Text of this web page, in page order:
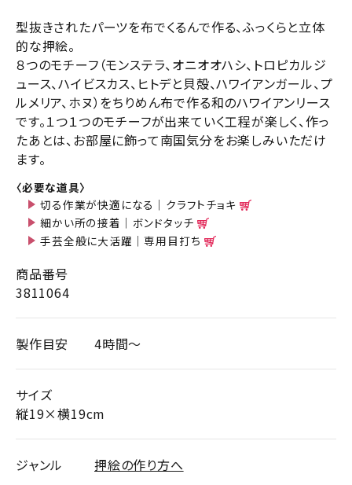
型抜きされたパーツを布でくるんで作る、ふっくらと立体
的な押絵。
８つのモチーフ（モンステラ、オニオオハシ、トロピカルジ
ュース、ハイビスカス、ヒトデと貝殻、ハワイアンガール、プ
ルメリア、ホヌ）をちりめん布で作る和のハワイアンリース
です。１つ１つのモチーフが出来ていく工程が楽しく、作っ
たあとは、お部屋に飾って南国気分をお楽しみいただけ
ます。
〈必要な道具〉
切る作業が快適になる｜クラフトチョキ
細かい所の接着｜ボンドタッチ
手芸全般に大活躍｜専用目打ち
商品番号
3811064
製作目安 4時間～
サイズ
縦19×横19cm
ジャンル 押絵の作り方へ